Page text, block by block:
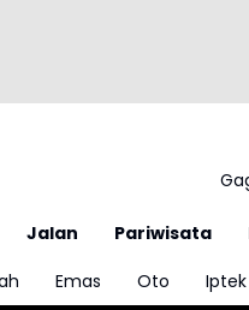
Jalan Pariwisata
Emas Oto Iptek